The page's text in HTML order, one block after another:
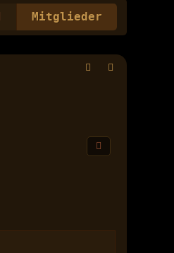
Mitglieder